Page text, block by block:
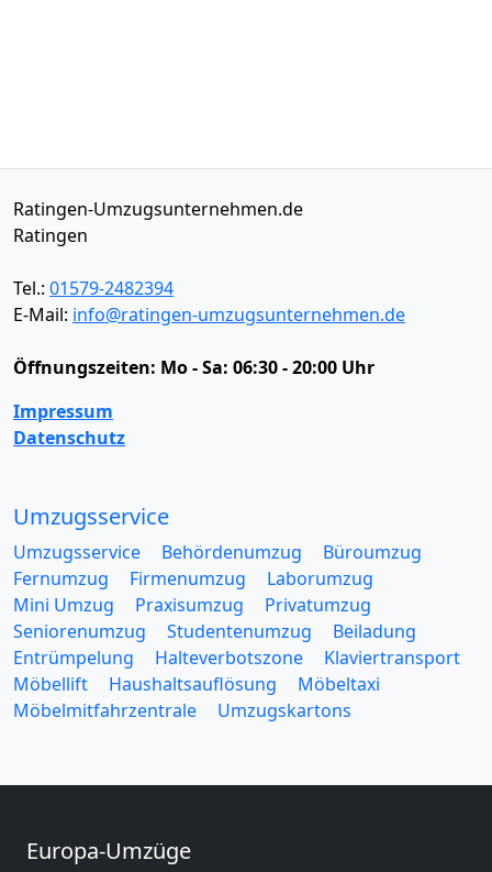
Ratingen-Umzugsunternehmen.de
Ratingen
Tel.: 01579-2482394
E-Mail: info@ratingen-umzugsunternehmen.de
Öffnungszeiten: Mo - Sa: 06:30 - 20:00 Uhr
Impressum
Datenschutz
Umzugsservice
Umzugsservice Behördenumzug
Büroumzug
Fernumzug
Firmenumzug
Laborumzug
Mini Umzug
Praxisumzug
Privatumzug
Seniorenumzug
Studentenumzug
Beiladung
Entrümpelung
Halteverbotszone
Klaviertransport
Möbellift
Haushaltsauflösung
Möbeltaxi
Möbelmitfahrzentrale
Umzugskartons
Europa-Umzüge